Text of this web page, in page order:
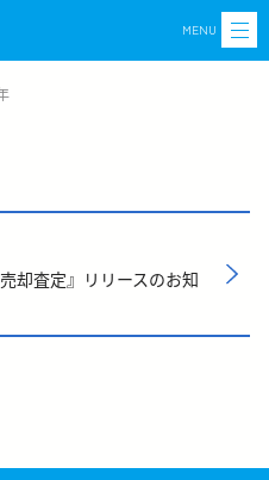
MENU
却査定』リリースのお知